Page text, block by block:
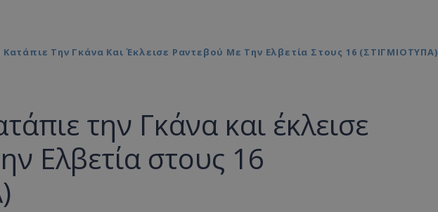
Την Γκάνα Και Έκλεισε Ραντεβού Με Την Ελβετία Στους 16 (ΣΤΙΓΜΙΟΤΥΠΑ)
την Γκάνα και έκλεισε
Ελβετία στους 16